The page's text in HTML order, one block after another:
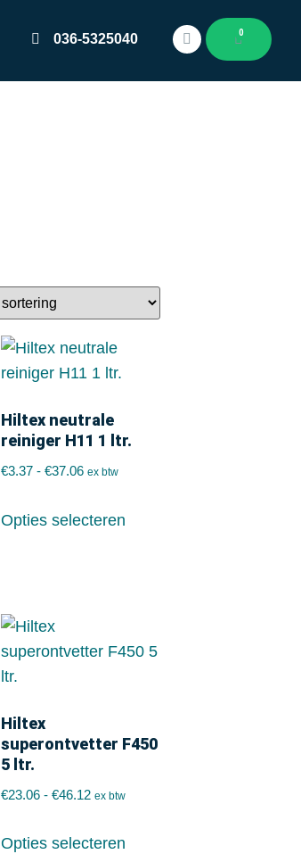
036-5325040 0
Hiltex neutrale
reiniger H11 1 ltr.
€3.37 - €37.06 ex btw
Opties selecteren
Hiltex
superontvetter F450
5 ltr.
€23.06 - €46.12 ex btw
Opties selecteren